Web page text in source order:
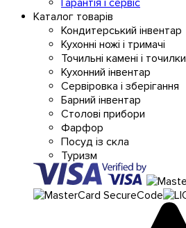
Каталог товарів
Кондитерський інвентар
Кухонні ножі і тримачі
Точильні камені і точилки
Кухонний інвентар
Сервіровка і зберігання
Барний інвентар
Столові прибори
Фарфор
Посуд із скла
Туризм